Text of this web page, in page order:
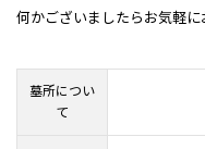
何かございましたらお気軽に
墓所につい
て